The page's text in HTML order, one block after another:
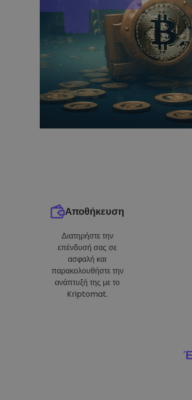
Αποθήκευση
Διατηρήστε την
επένδυσή σας σε
ασφαλή και
παρακολουθήστε την
ανάπτυξή της με το
Kriptomat.